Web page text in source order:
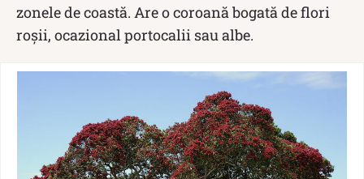
zonele de coastă. Are o coroană bogată de flori
roșii, ocazional portocalii sau albe.